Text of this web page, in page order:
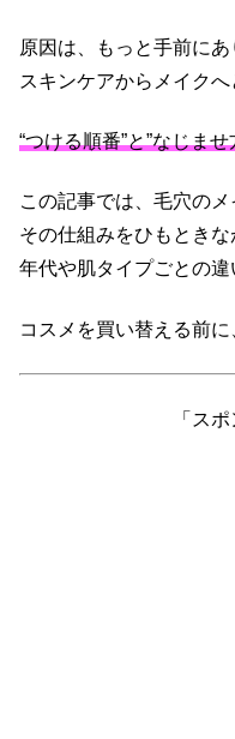
原因は、もっと手前にあ
スキンケアからメイク
“つける順番”と”なじませ
この記事では、毛穴のメ
その仕組みをひもときな
年代や肌タイプごとの違
コスメを買い替える前
「ス